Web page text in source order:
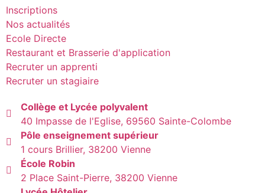
Inscriptions
Nos actualités
Ecole Directe
Restaurant et Brasserie d'application
Recruter un apprenti
Recruter un stagiaire
Collège et Lycée polyvalent
40 Impasse de l'Eglise, 69560 Sainte-Colombe
Pôle enseignement supérieur
1 cours Brillier, 38200 Vienne
École Robin
2 Place Saint-Pierre, 38200 Vienne